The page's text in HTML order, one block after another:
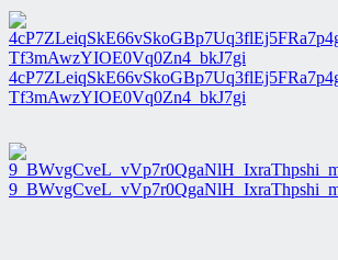
Tf3mAwzYIOE0Vq0Zn4_bkJ7gi